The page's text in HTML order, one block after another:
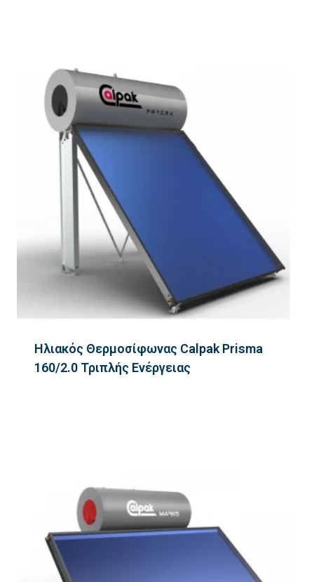
Ηλιακός Θερμοσίφωνας Calpak Prisma
160/2.0 Τριπλής Ενέργειας